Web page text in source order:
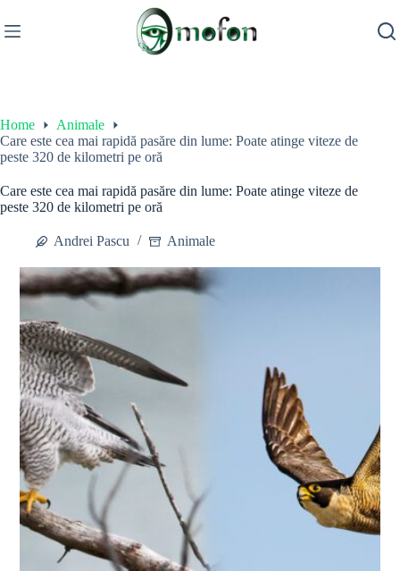
to
content
Home
Animale
Care este cea mai rapidă pasăre din lume: Poate atinge viteze de
peste 320 de kilometri pe oră
Care este cea mai rapidă pasăre din lume: Poate atinge viteze de
peste 320 de kilometri pe oră
Andrei Pascu Animale